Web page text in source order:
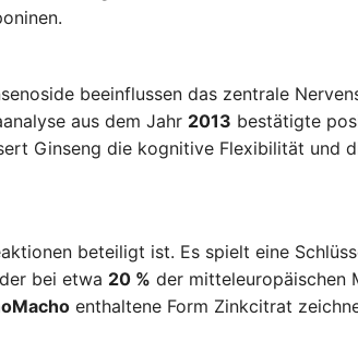
beeinflussen das zentrale
aus dem Jahr 2013 bestätigte
Ginseng die kognitive Flexibilität und
beteiligt ist. Es spielt eine
bei etwa 20 % der mitteleuropäischen
enthaltene Form Zinkcitrat